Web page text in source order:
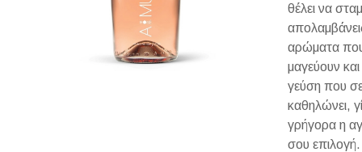
θέλει να
αρώματα
μαγεύουν και
γεύση που
καθηλώνει,
γρήγορα η
σου